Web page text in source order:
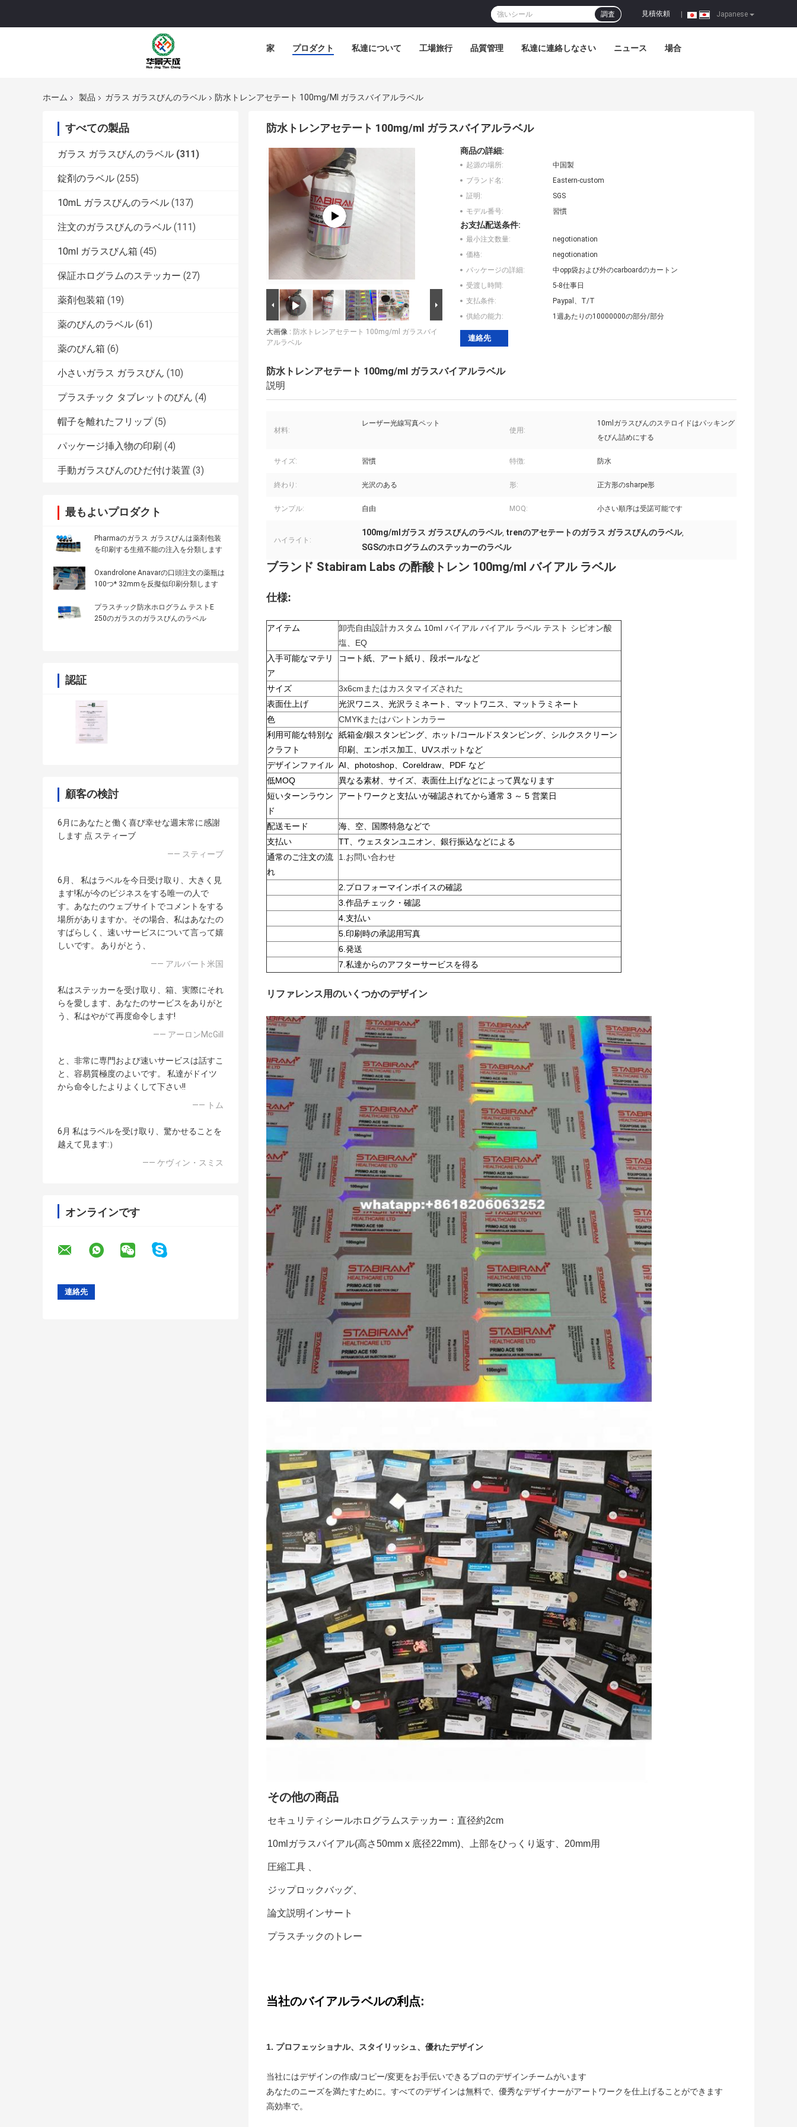
Japanese
見積依頼
調査
家 プロダクト 私達について 工場旅行 品質管理 私達に連絡しなさい ニュース 場合
ホーム 製品 ガラス ガラスびんのラベル 防水トレンアセテート 100mg/ml ガラスバイアルラベル
すべての製品
ガラス ガラスびんのラベル (311)
錠剤のラベル (255)
10mL ガラスびんのラベル (137)
注文のガラスびんのラベル (111)
10ml ガラスびん箱 (45)
保証ホログラムのステッカー (27)
薬剤包装箱 (19)
薬のびんのラベル (61)
薬のびん箱 (6)
小さいガラス ガラスびん (10)
プラスチック タブレットのびん (4)
帽子を離れたフリップ (5)
パッケージ挿入物の印刷 (4)
手動ガラスびんのひだ付け装置 (3)
最もよいプロダクト
Pharmaのガラス ガラスびんは薬剤包装
を印刷する生殖不能の注入を分類します
Oxandrolone Anavarの口頭注文の薬瓶は
100つ* 32mmを反擬似印刷分類します
プラスチック防水ホログラム テストE
250のガラスのガラスびんのラベル
認証
顧客の検討
6月にあなたと働く喜び幸せな週末常に感謝
します 点 スティーブ
—— スティーブ
6月、 私はラベルを今日受け取り、大きく見
ます!私が今のビジネスをする唯一の人で
す。あなたのウェブサイトでコメントをする
場所がありますか。その場合、私はあなたの
すばらしく、速いサービスについて言って嬉
しいです。 ありがとう、
—— アルバート米国
私はステッカーを受け取り、箱、実際にそれ
らを愛します、あなたのサービスをありがと
う、私はやがて再度命令します!
—— アーロンMcGill
と、非常に専門および速いサービスは話すこ
と、容易質極度のよいです。 私達がドイツ
から命令したよりよくして下さい!!
—— トム
6月 私はラベルを受け取り、驚かせることを
越えて見ます:）
—— ケヴィン・スミス
オンラインです
防水トレンアセテート 100mg/ml ガラスバイアルラベル
大画像 : 防水トレンアセテート 100mg/ml ガラスバイ
アルラベル
商品の詳細:
起源の場所:
中国製
ブランド名:
Eastern-custom
証明:
SGS
モデル番号:
習慣
お支払配送条件:
最小注文数量:
negotionation
価格:
negotionation
パッケージの詳細:
中opp袋および外のcarboardのカートン
受渡し時間:
5-8仕事日
支払条件:
Paypal、T/T
供給の能力:
1週あたりの10000000の部分/部分
連絡先
防水トレンアセテート 100mg/ml ガラスバイアルラベル
説明
材料:
レーザー光線写真ペット
使用:
10mlガラスびんのステロイドはパッキング
をびん詰めにする
サイズ: 習慣 特徴: 防水
終わり: 光沢のある 形: 正方形のsharpe形
サンプル: 自由 MOQ: 小さい順序は受諾可能です
ハイライト:
100mg/mlガラス ガラスびんのラベル, trenのアセテートのガラス ガラスびんのラベル,
SGSのホログラムのステッカーのラベル
ブランド Stabiram Labs の酢酸トレン 100mg/ml バイアル ラベル
仕様:
アイテム
卸売自由設計カスタム 10ml バイアル バイアル ラベル テスト シピオン酸
塩、EQ
入手可能なマテリ
ア
コート紙、アート紙り、 段ボールなど
サイズ
3x6cmまたはカスタマイズされた
表面仕上げ
光沢ワニス、光沢ラミネート、マットワニス、マットラミネート
色
CMYKまたはパントンカラー
利用可能な特別な
クラフト
紙箱金/銀スタンピング、ホット/コールドスタンピング、シルクスクリーン
印刷、エンボス加工、UVスポットなど
デザインファイル AI、photoshop、Coreldraw、PDF など
低MOQ
異なる素材、サイズ、表面仕上げなどによって異なります
短いターンラウン
ド
アートワークと支払いが確認されてから通常 3 ～ 5 営業日
配送モード
海、空、国際特急などで
支払い
TT、ウェスタンユニオン、銀行振込などによる
通常のご注文の流
れ
1.お問い合わせ
2.プロフォーマインボイスの確認
3.作品チェック・確認
4.支払い
5.印刷時の承認用写真
6.発送
7.私達からのアフターサービスを得る
リファレンス用のいくつかのデザイン
その他の商品
セキュリティシールホログラムステッカー：直径約2cm
10mlガラスバイアル(高さ50mm x 底径22mm)、上部をひっくり返す、20mm用
圧縮工具 、
ジップロックバッグ、
論文説明インサート
プラスチックのトレー
当社のバイアルラベルの利点:
1. プロフェッショナル、スタイリッシュ、優れたデザイン
当社にはデザインの作成/コピー/変更をお手伝いできるプロのデザインチームがいます
あなたのニーズを満たすために。すべてのデザインは無料で、優秀なデザイナーがアートワークを仕上げることができます
高効率で。